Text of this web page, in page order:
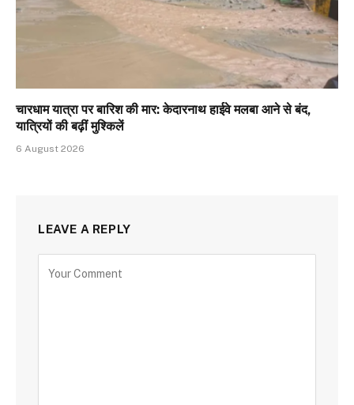
चारधाम यात्रा पर बारिश की मार: केदारनाथ हाईवे मलबा आने से बंद,
यात्रियों की बढ़ीं मुश्किलें
6 August 2026
LEAVE A REPLY